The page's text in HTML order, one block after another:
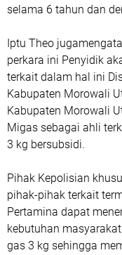
selama 6 tahun dan
Iptu Theo
perkara ini Penyidik
terkait dalam hal ini
Kabupaten Morowali
Kabupaten Morowali
Migas sebagai ahli
3 kg bersubsidi.
Pihak Kepolisian
pihak-pihak terkait
Pertamina dapat
kebutuhan
gas 3 kg sehingga